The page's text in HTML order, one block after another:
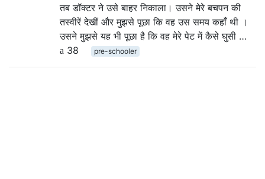
तब डॉक्टर ने उसे बाहर निकाला। उसने मेरे बचपन की
तस्वीरें देखीं और मुझसे पूछा कि वह उस समय कहाँ थी ।
उसने मुझसे यह भी पूछा है कि वह मेरे पेट में कैसे घुसी …
38
pre-schooler